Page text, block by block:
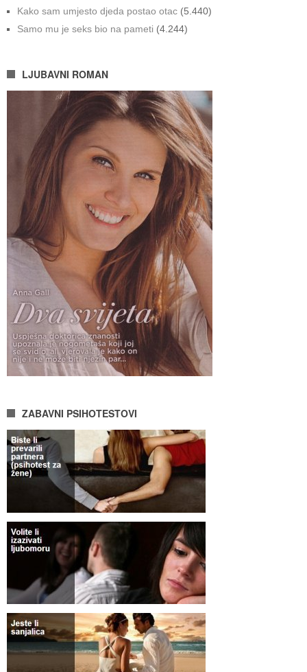
Kako sam umjesto djeda postao otac (5.440)
Samo mu je seks bio na pameti (4.244)
LJUBAVNI ROMAN
ZABAVNI PSIHOTESTOVI